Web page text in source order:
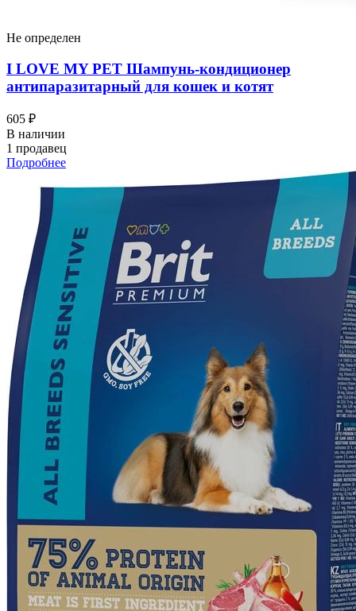
Не определен
I LOVЕ MY PET Шампунь-кондиционер
антипаразитарный для кошек и котят
605 ₽
В наличии
1 продавец
Подробнее